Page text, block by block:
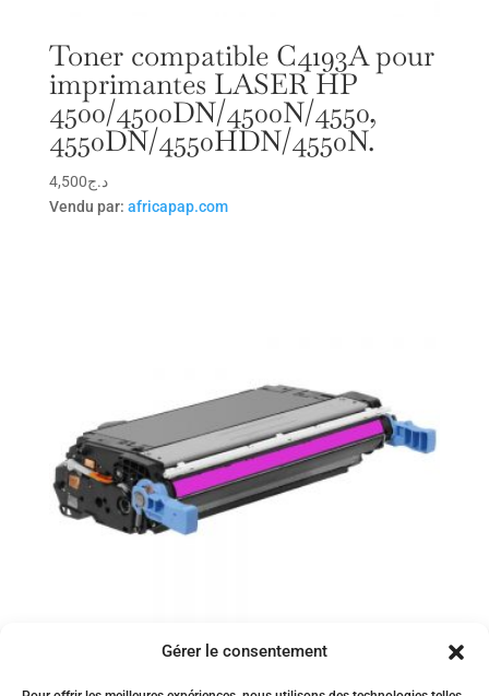
Gérer le consentement
Toner compatible C4193A pour
imprimantes LASER HP
4500/4500DN/4500N/4550,
4550DN/4550HDN/4550N.
د.ج4,500
Vendu par: africapap.com